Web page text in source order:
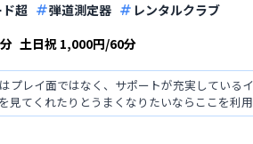
超 弾道測定器
レンタルクラブ
土日祝 1,000円/60分
プレイ面ではなく、サポートが充実してい
見てくれたりとうまくなりたいならここを利